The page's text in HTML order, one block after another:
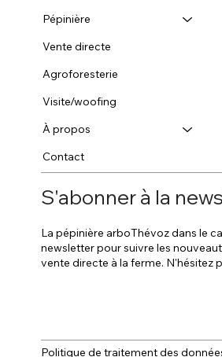
Pépinière
Vente directe
Agroforesterie
Visite/woofing
À propos
Contact
S'abonner à la
La pépinière arboThévoz dans le
newsletter pour suivre les
vente directe à la ferme. N'hésitez
Politique de traitement des